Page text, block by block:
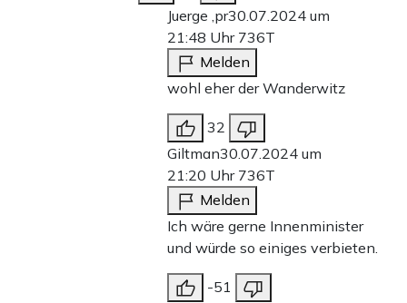
Juerge ,pr30.07.2024 um
21:48 Uhr 736T
Melden
wohl eher der Wanderwitz
32
Giltman30.07.2024 um
21:20 Uhr 736T
Melden
Ich wäre gerne Innenminister
und würde so einiges verbieten.
-51